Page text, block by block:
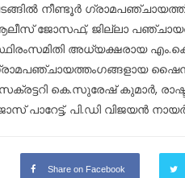
നീണ്ടൂർ
ജോസഫ്, ജില്ലാ
അധ്യക്ഷരായ
കെ.സുരേഷ് കുമാർ,
പാറേട്ട്, പി.ഡി വിജയൻ
Share on Facebook